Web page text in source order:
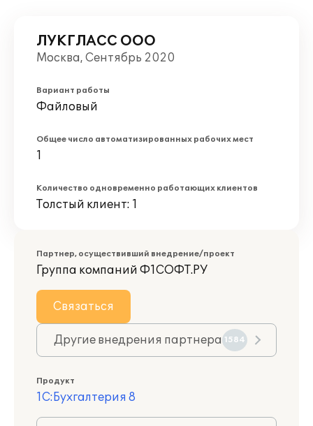
ЛУКГЛАСС ООО
Москва, Сентябрь 2020
Вариант работы
Файловый
Общее число автоматизированных рабочих мест
1
Количество одновременно работающих клиентов
Толстый клиент: 1
Партнер, осуществивший внедрение/проект
Группа компаний Ф1СОФТ.РУ
Связаться
Другие внедрения партнера 1584
Продукт
1С:Бухгалтерия 8